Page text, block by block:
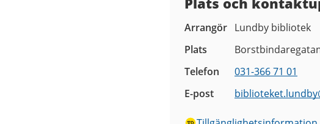
Arrangör Lundby bibliotek
Plats
Telefon
031-366 71 01
E-post
biblioteket.lundby